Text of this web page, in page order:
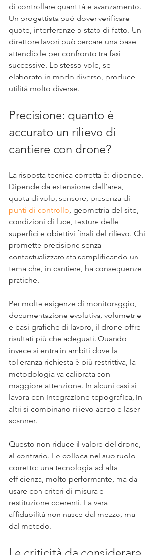
di controllare quantità e avanzamento.
Un progettista può dover verificare
quote, interferenze o stato di fatto. Un
direttore lavori può cercare una base
attendibile per confronto tra fasi
successive. Lo stesso volo, se
elaborato in modo diverso, produce
utilità molto diverse.
Precisione: quanto è
accurato un rilievo di
cantiere con drone?
La risposta tecnica corretta è: dipende.
Dipende da estensione dell’area,
quota di volo, sensore, presenza di
punti di controllo, geometria del sito,
condizioni di luce, texture delle
superfici e obiettivi finali del rilievo. Chi
promette precisione senza
contestualizzare sta semplificando un
tema che, in cantiere, ha conseguenze
pratiche.
Per molte esigenze di monitoraggio,
documentazione evolutiva, volumetrie
e basi grafiche di lavoro, il drone offre
risultati più che adeguati. Quando
invece si entra in ambiti dove la
tolleranza richiesta è più restrittiva, la
metodologia va calibrata con
maggiore attenzione. In alcuni casi si
lavora con integrazione topografica, in
altri si combinano rilievo aereo e laser
scanner.
Questo non riduce il valore del drone,
al contrario. Lo colloca nel suo ruolo
corretto: una tecnologia ad alta
efficienza, molto performante, ma da
usare con criteri di misura e
restituzione coerenti. La vera
affidabilità non nasce dal mezzo, ma
dal metodo.